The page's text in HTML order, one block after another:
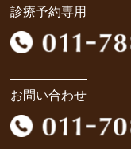
診療予約専用
お問い合わせ